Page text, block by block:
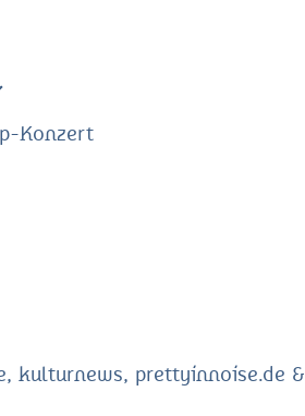
Konzert
kulturnews, prettyinnoise.de &